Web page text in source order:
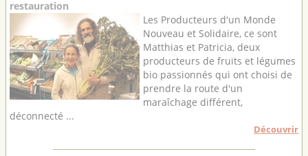
restauration
Les Producteurs d'un Monde
Nouveau et Solidaire, ce sont
Matthias et Patricia, deux
producteurs de fruits et légumes
bio passionnés qui ont choisi de
prendre la route d'un
maraîchage différent,
déconnecté ...
Découvrir